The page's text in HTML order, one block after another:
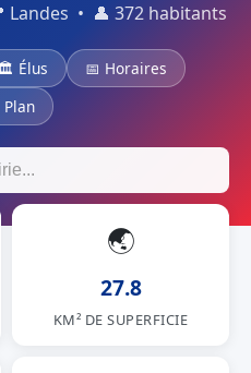
Landes • 👤 372 habitants
Élus
📅 Horaires
🌏
27.8
KM² DE SUPERFICIE